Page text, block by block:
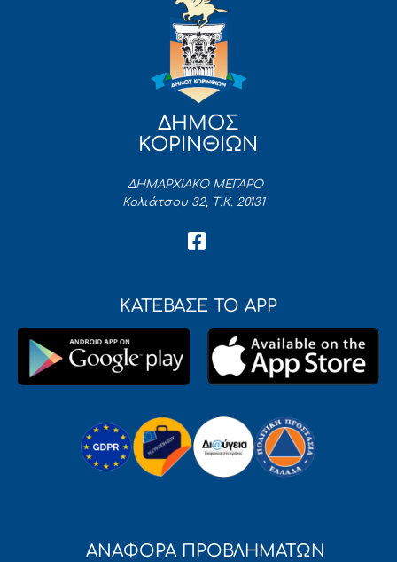
ΔΗΜΟΣ
ΚΟΡΙΝΘΙΩΝ
ΔΗΜΑΡΧΙΑΚΟ ΜΕΓΑΡΟ
Κολιάτσου 32, Τ.Κ. 20131
ΚΑΤΕΒΑΣΕ ΤΟ APP
ΑΝΑΦΟΡΑ ΠΡΟΒΛΗΜΑΤΩΝ